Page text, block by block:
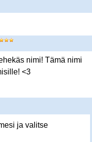
nimi! Tämä nimi
<3
ja valitse